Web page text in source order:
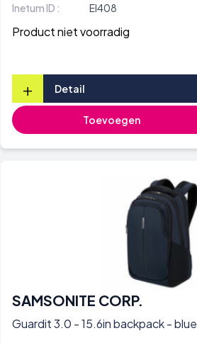
Inetum ID :
EI408
Product niet voorradig
+ Detail
Toevoegen
SAMSONITE CORP.
Guardit 3.0 - 15.6in backpack - blue